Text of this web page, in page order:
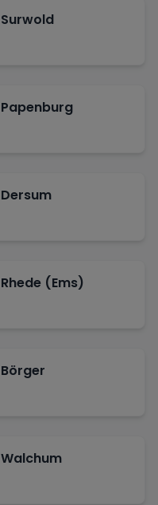
Surwold
Papenburg
Dersum
Rhede (Ems)
Börger
Walchum